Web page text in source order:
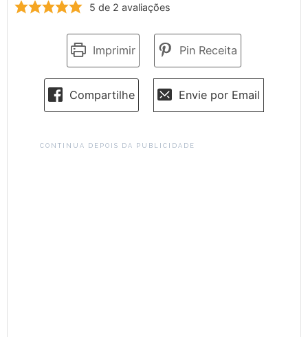
5 de 2 avaliações
Imprimir Pin Receita
Compartilhe Envie por Email
CONTINUA DEPOIS DA PUBLICIDADE